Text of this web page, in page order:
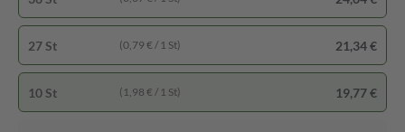
27 St (0,79 € / 1 St) 21,34 €
10 St (1,98 € / 1 St) 19,77 €